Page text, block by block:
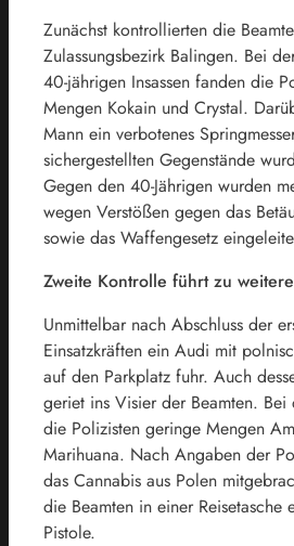
Zunächst kontrollierten die
Zulassungsbezirk Balingen. Bei
40-jährigen Insassen fanden die
Mengen Kokain und Crystal.
Mann ein verbotenes
sichergestellten Gegenstände
Gegen den 40-Jährigen wurden
wegen Verstößen gegen das
sowie das Waffengesetz
Zweite Kontrolle führt zu
Unmittelbar nach Abschluss der
Einsatzkräften ein Audi mit
auf den Parkplatz fuhr. Auch
geriet ins Visier der Beamten.
die Polizisten geringe Mengen
Marihuana. Nach Angaben der
das Cannabis aus Polen
die Beamten in einer Reisetasche
Pistole.